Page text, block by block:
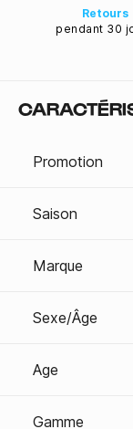
Retours
pendant 30
Promotion
Saison
Marque
Sexe/Âge
Age
Gamme